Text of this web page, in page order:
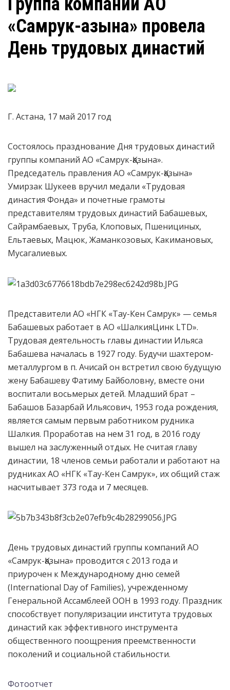
«Самрук-Қазына» провела
День трудовых династий
Г. Астана, 17 май 2017 год
Состоялось празднование Дня трудовых династий
группы компаний АО «Самрук-Қазына».
Председатель правления АО «Самрук-Қазына»
Умирзак Шукеев вручил медали «Трудовая
династия Фонда» и почетные грамоты
представителям трудовых династий Бабашевых,
Сайрамбаевых, Труба, Клоповых, Пшенициных,
Ельтаевых, Мацюк, Жаманкозовых, Какимановых,
Мусагалиевых.
Представители АО «НГК «Тау-Кен Самрук» — семья
Бабашевых работает в АО «ШалкияЦинк LTD».
Трудовая деятельность главы династии Ильяса
Бабашева началась в 1927 году. Будучи шахтером-
металлургом в п. Ачисай он встретил свою будущую
жену Бабашеву Фатиму Байболовну, вместе они
воспитали восьмерых детей. Младший брат –
Бабашов Базарбай Ильясович, 1953 года рождения,
является самым первым работником рудника
Шалкия. Проработав на нем 31 год, в 2016 году
вышел на заслуженный отдых. Не считая главу
династии, 18 членов семьи работали и работают на
рудниках АО «НГК «Тау-Кен Самрук», их общий стаж
насчитывает 373 года и 7 месяцев.
День трудовых династий группы компаний АО
«Самрук-Қазына» проводится с 2013 года и
приурочен к Международному дню семей
(International Day of Families), учрежденному
Генеральной Ассамблеей ООН в 1993 году. Праздник
способствует популяризации института трудовых
династий как эффективного инструмента
общественного поощрения преемственности
поколений и социальной стабильности.
Фотоотчет